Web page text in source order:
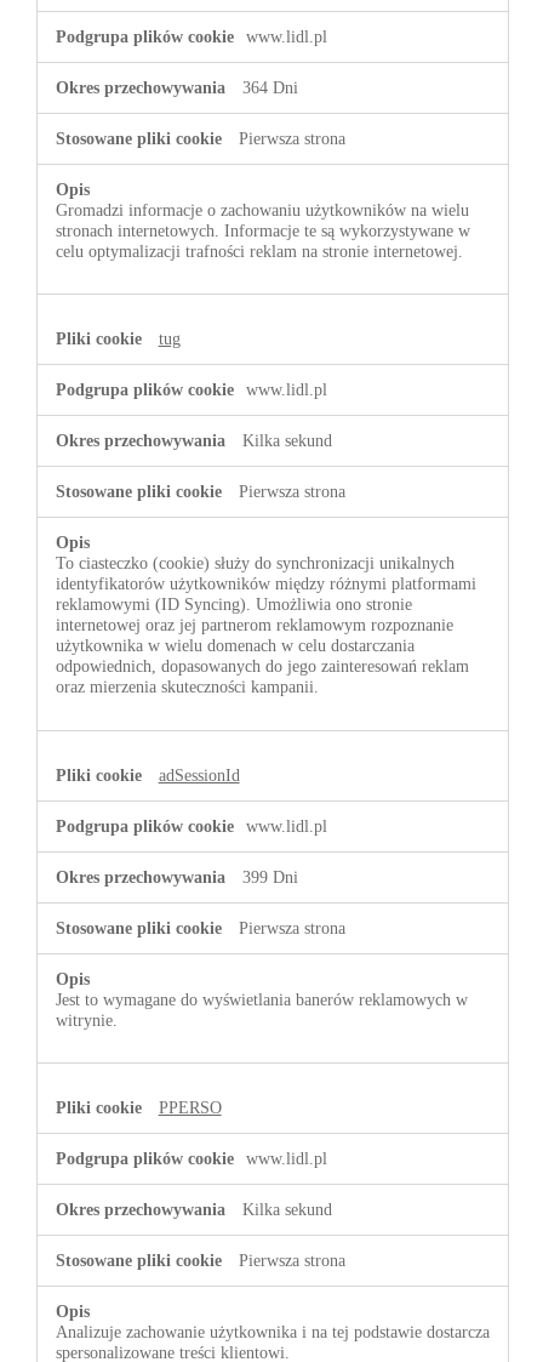
www.lidl.pl
364 Dni
Pierwsza strona
Gromadzi informacje o zachowaniu użytkowników na wielu
stronach internetowych. Informacje te są wykorzystywane w
celu optymalizacji trafności reklam na stronie internetowej.
tug
www.lidl.pl
Kilka sekund
Pierwsza strona
To ciasteczko (cookie) służy do synchronizacji unikalnych
identyfikatorów użytkowników między różnymi platformami
reklamowymi (ID Syncing). Umożliwia ono stronie
internetowej oraz jej partnerom reklamowym rozpoznanie
użytkownika w wielu domenach w celu dostarczania
odpowiednich, dopasowanych do jego zainteresowań reklam
oraz mierzenia skuteczności kampanii.
adSessionId
www.lidl.pl
399 Dni
Pierwsza strona
Jest to wymagane do wyświetlania banerów reklamowych w
witrynie.
PPERSO
www.lidl.pl
Kilka sekund
Pierwsza strona
Analizuje zachowanie użytkownika i na tej podstawie dostarcza
spersonalizowane treści klientowi.